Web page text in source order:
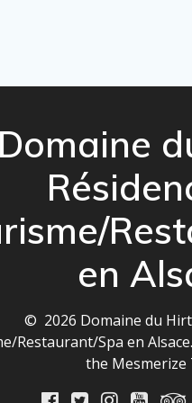
Domaine
en
© 2026 Domaine du
Restaurant/Spa en
the Mesmerize